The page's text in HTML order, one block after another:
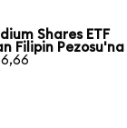
Shares ETF
Filipin Pezosu'na